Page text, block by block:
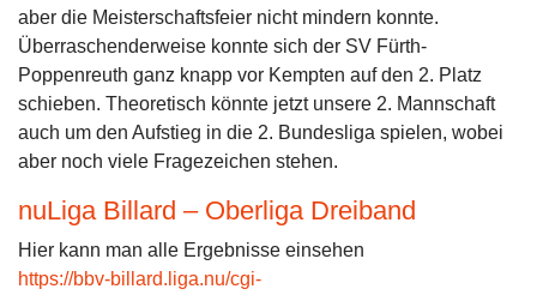
aber die Meisterschaftsfeier nicht mindern konnte.
Überraschenderweise konnte sich der SV Fürth-
Poppenreuth ganz knapp vor Kempten auf den 2. Platz
schieben. Theoretisch könnte jetzt unsere 2. Mannschaft
auch um den Aufstieg in die 2. Bundesliga spielen, wobei
aber noch viele Fragezeichen stehen.
nuLiga Billard – Oberliga Dreiband
Hier kann man alle Ergebnisse einsehen
https://bbv-billard.liga.nu/cgi-